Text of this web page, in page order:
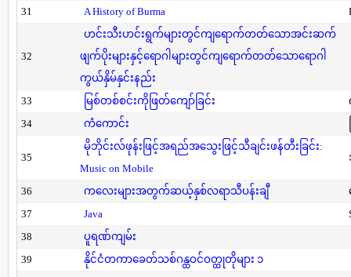
31
A History of Burma
32
ဟင်းသီးဟင်းရွက်များတွင်ကျရောက်တတ်သောအင်းဆက်
ဖျက်ပိုးများနှင့်ရောဂါများတွင်ကျရောက်တတ်သောရောဂါ
ကွယ်နှိမ်နှင်းနည်း
33
မြစ်တစ်စင်းကိုဖြတ်ကျော်ခြင်း
34
ကံကောင်း
35
မိုဘိုင်းလ်ဖုန်းဖြင့်အရည်အသွေးဖြင့်သီချင်းဖန်တီးခြင်း:
Music on Mobile
36 ကလေးများအတွက်ဆယ့်နှစ်လရာသီပန်းချီ
37
Java
38
ပူရဏ်ကျမ်း
39
နိုင်ငံတကာခေတ်သစ်ဂန္ထဝင်ဝတ္ထုတိုများ ၁